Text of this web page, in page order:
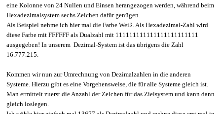
eine Kolonne von 24 Nullen und Einsen herangezogen werden, während beim
Hexadezimalsystem sechs Zeichen dafür genügen.
Als Beispiel nehme ich hier mal die Farbe Weiß. Als Hexadezimal-Zahl wird
diese Farbe mit FFFFFF als Dualzahl mit 111111111111111111111111
ausgegeben! In unserem Dezimal-System ist das übrigens die Zahl
16.777.215.
Kommen wir nun zur Umrechnung von Dezimalzahlen in die anderen
Systeme. Hierzu gibt es eine Vorgehensweise, die für alle Systeme gleich ist.
Man ermittelt zuerst die Anzahl der Zeichen für das Zielsystem und kann dann
gleich loslegen.